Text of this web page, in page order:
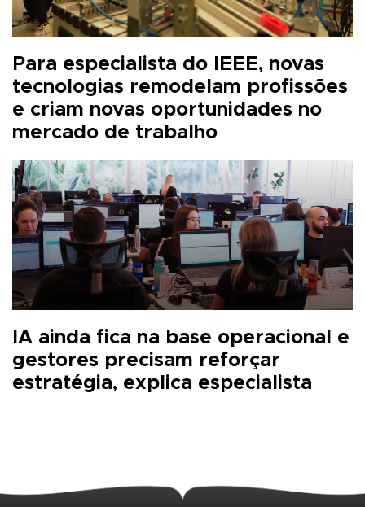
Para especialista do IEEE, novas
tecnologias remodelam profissões
e criam novas oportunidades no
mercado de trabalho
IA ainda fica na base operacional e
gestores precisam reforçar
estratégia, explica especialista